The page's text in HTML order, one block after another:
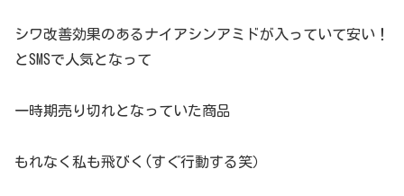
シワ改善効果のあるナイアシンアミドが入っていて安い！
とSMSで人気となって
一時期売り切れとなっていた商品
もれなく私も飛びく(すぐ行動する笑）